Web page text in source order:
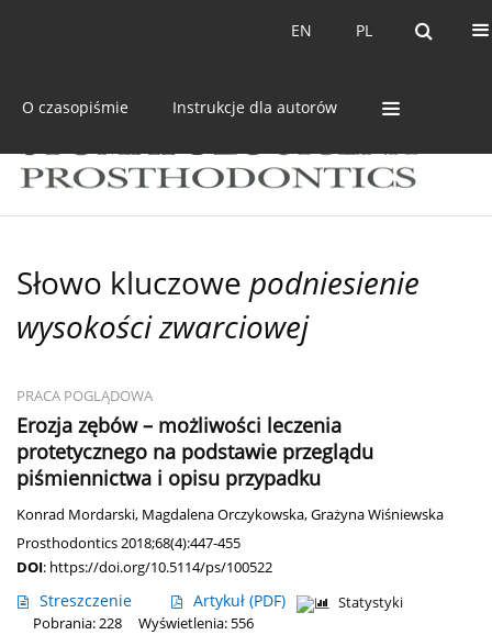
PL
EN PL
EN
O czasopiśmie Instrukcje dla autorów
Słowo kluczowe podniesienie
wysokości zwarciowej
PRACA POGLĄDOWA
Erozja zębów – możliwości leczenia
protetycznego na podstawie przeglądu
piśmiennictwa i opisu przypadku
Konrad Mordarski, Magdalena Orczykowska,Grażyna Wiśniewska
Prosthodontics 2018;68(4):447-455
DOI: https://doi.org/10.5114/ps/100522
Streszczenie Artykuł (PDF)
Statystyki
Pobrania: 228
Wyświetlenia: 556